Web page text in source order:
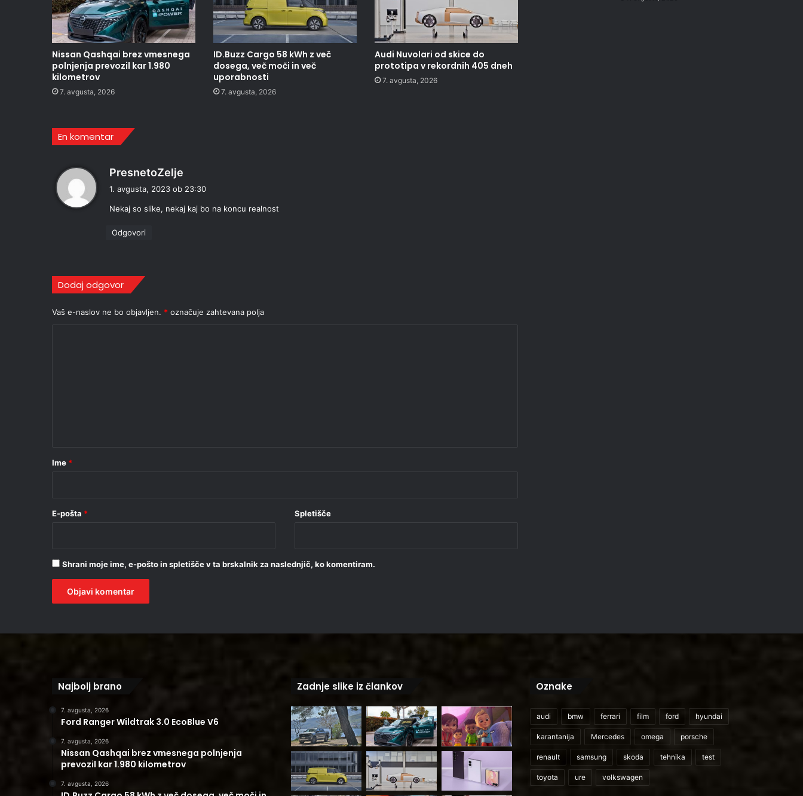
Nissan Qashqai brez vmesnega
polnjenja prevozil kar 1.980
kilometrov
7. avgusta, 2026
ID.Buzz Cargo 58 kWh z več
dosega, več moči in več
uporabnosti
7. avgusta, 2026
Audi Nuvolari od skice do
prototipa v rekordnih 405 dneh
7. avgusta, 2026
En komentar
PresnetoZelje
v
1. avgusta, 2023 ob 23:30
Nekaj so slike, nekaj kaj bo na koncu realnost
Odgovori
Dodaj odgovor
Vaš e-naslov ne bo objavljen. * označuje zahtevana polja
rIme *
E-pošta * Spletišče
Shrani moje ime, e-pošto in spletišče v ta brskalnik za naslednjič, ko komentiram.
Najbolj brano
7. avgusta, 2026
Ford Ranger Wildtrak 3.0 EcoBlue V6
7. avgusta, 2026
Nissan Qashqai brez vmesnega polnjenja
prevozil kar 1.980 kilometrov
7. avgusta, 2026
Zadnje slike iz člankov Oznake
audi bmw ferrari film ford hyundai
karantanija Mercedes omega porsche
renault samsung skoda tehnika test
toyota ure volkswagen